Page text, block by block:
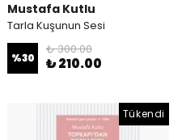
Mustafa Kutlu
Tarla Kuşunun Sesi
%30
₺ 300.00
₺ 210.00
Tükendi